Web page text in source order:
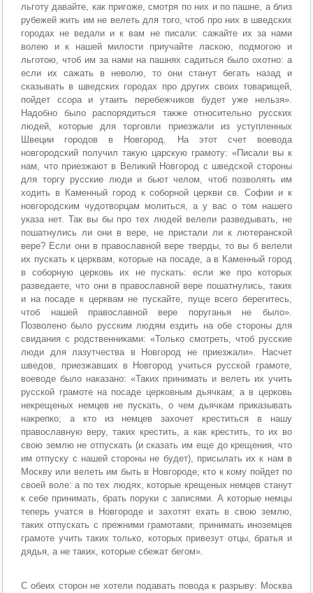
льготу давайте, как пригоже, смотря по них и по пашне, а близ
рубежей жить им не велеть для того, чтоб про них в шведских
городах не ведали и к вам не писали: сажайте их за нами
волею и к нашей милости приучайте ласкою, подмогою и
льготою, чтоб им за нами на пашнях садиться было охотно: а
если их сажать в неволю, то они станут бегать назад и
сказывать в шведских городах про других своих товарищей,
пойдет ссора и утаить перебежчиков будет уже нельзя».
Надобно было распорядиться также относительно русских
людей, которые для торговли приезжали из уступленных
Швеции городов в Новгород. На этот счет воевода
новгородский получил такую царскую грамоту: «Писали вы к
нам, что приезжают в Великий Новгород с шведской стороны
для торгу русские люди и бьют челом, чтоб позволять им
ходить в Каменный город к соборной церкви св. Софии и к
новгородским чудотворцам молиться, а у вас о том нашего
указа нет. Так вы бы про тех людей велели разведывать, не
пошатнулись ли они в вере, не пристали ли к лютеранской
вере? Если они в православной вере тверды, то вы б велели
их пускать к церквам, которые на посаде, а в Каменный город
в соборную церковь их не пускать: если же про которых
разведаете, что они в православной вере пошатнулись, таких
и на посаде к церквам не пускайте, пуще всего берегитесь,
чтоб нашей православной вере поруганья не было».
Позволено было русским людям ездить на обе стороны для
свидания с родственниками: «Только смотреть, чтоб русские
люди для лазутчества в Новгород не приезжали». Насчет
шведов, приезжавших в Новгород учиться русской грамоте,
воеводе было наказано: «Таких принимать и велеть их учить
русской грамоте на посаде церковным дьячкам; а в церковь
некрещеных немцев не пускать, о чем дьячкам приказывать
накрепко; а кто из немцев захочет креститься в нашу
православную веру, таких крестить, а как крестить, то их во
свою землю не отпускать (и сказать им еще до крещения, что
им отпуску с нашей стороны не будет), присылать их к нам в
Москву или велеть им быть в Новгороде, кто к кому пойдет по
своей воле: а по тех людях, которые крещеных немцев станут
к себе принимать, брать поруки с записями. А которые немцы
теперь учатся в Новгороде и захотят ехать в свою землю,
таких отпускать с прежними грамотами; принимать иноземцев
грамоте учить таких только, которых привезут отцы, братья и
дядья, а не таких, которые сбежат бегом».
С обеих сторон не хотели подавать повода к разрыву: Москва